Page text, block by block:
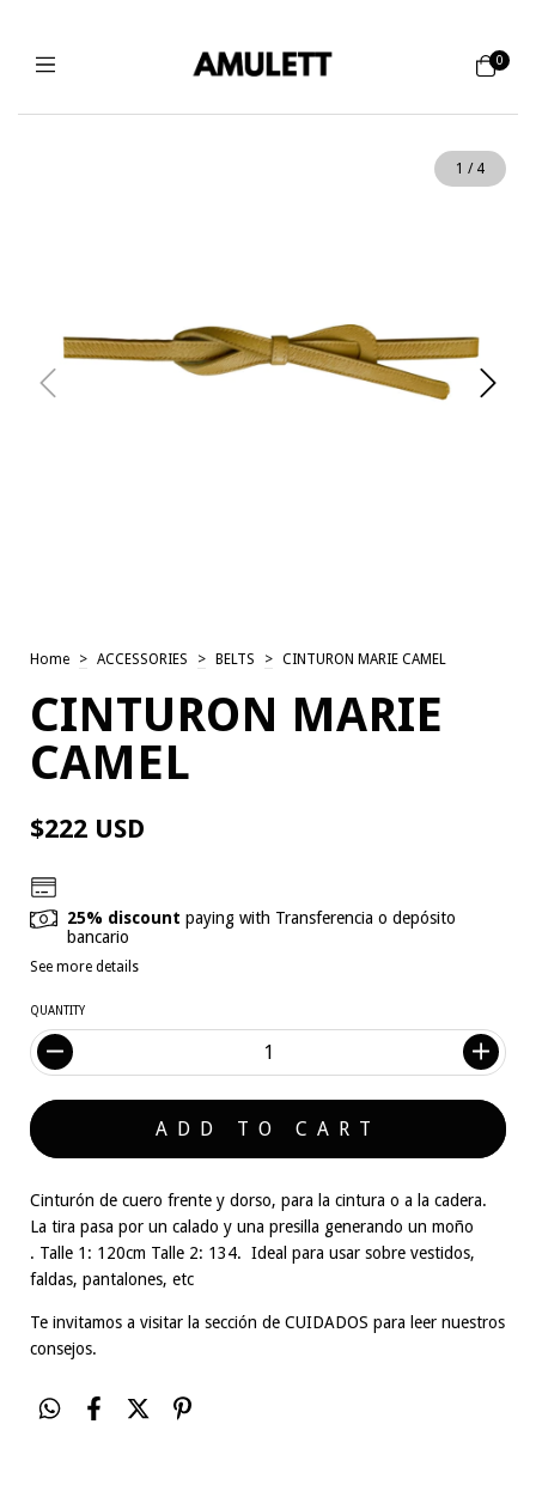
0
1 / 4
Home > ACCESSORIES > BELTS > CINTURON MARIE CAMEL
CINTURON MARIE
CAMEL
$222 USD
25% discount paying with Transferencia o depósito
bancario
See more details
QUANTITY
Cinturón de cuero frente y dorso, para la cintura o a la cadera.
La tira pasa por un calado y una presilla generando un moño
. Talle 1: 120cm Talle 2: 134. Ideal para usar sobre vestidos,
faldas, pantalones, etc
Te invitamos a visitar la sección de CUIDADOS para leer nuestros
consejos.